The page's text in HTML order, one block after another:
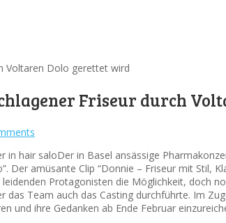
Voltaren Dolo gerettet wird
Friseur durch
Der in Basel ansässige
Der amüsante Clip “Donnie – Friseur mit
Protagonisten die Möglichkeit, doch
Team auch das Casting durchführte. Im
und ihre Gedanken ab Ende Februar